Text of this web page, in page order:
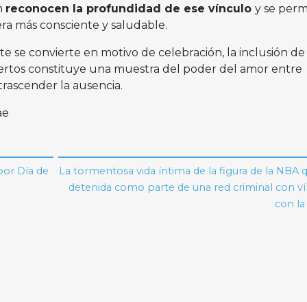
reconocen la profundidad de ese vínculo y se
más consciente y saludable.
se convierte en motivo de celebración, la inclusión de
constituye una muestra del poder del amor entre
la ausencia.
Día de
La tormentosa vida íntima de la figura de la NBA
detenida como parte de una red criminal con
con